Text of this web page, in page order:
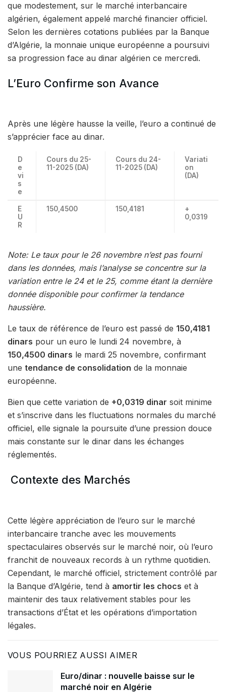
que modestement, sur le marché interbancaire
algérien, également appelé marché financier officiel.
Selon les dernières cotations publiées par la Banque
d’Algérie, la monnaie unique européenne a poursuivi
sa progression face au dinar algérien ce mercredi.
L’Euro Confirme son Avance
Après une légère hausse la veille, l’euro a continué de
s’apprécier face au dinar.
D
e
vi
s
e
Cours du 25-
11-2025 (DA)
Cours du 24-
11-2025 (DA)
Variati
on
(DA)
E
U
R
150,4500 150,4181
+
0,0319
Note: Le taux pour le 26 novembre n’est pas fourni
dans les données, mais l’analyse se concentre sur la
variation entre le 24 et le 25, comme étant la dernière
donnée disponible pour confirmer la tendance
haussière.
Le taux de référence de l’euro est passé de 150,4181
dinars pour un euro le lundi 24 novembre, à
150,4500 dinars le mardi 25 novembre, confirmant
une tendance de consolidation de la monnaie
européenne.
Bien que cette variation de +0,0319 dinar soit minime
et s’inscrive dans les fluctuations normales du marché
officiel, elle signale la poursuite d’une pression douce
mais constante sur le dinar dans les échanges
réglementés.
Contexte des Marchés
Cette légère appréciation de l’euro sur le marché
interbancaire tranche avec les mouvements
spectaculaires observés sur le marché noir, où l’euro
franchit de nouveaux records à un rythme quotidien.
Cependant, le marché officiel, strictement contrôlé par
la Banque d’Algérie, tend à amortir les chocs et à
maintenir des taux relativement stables pour les
transactions d’État et les opérations d’importation
légales.
VOUS POURRIEZ AUSSI AIMER
Euro/dinar : nouvelle baisse sur le
marché noir en Algérie